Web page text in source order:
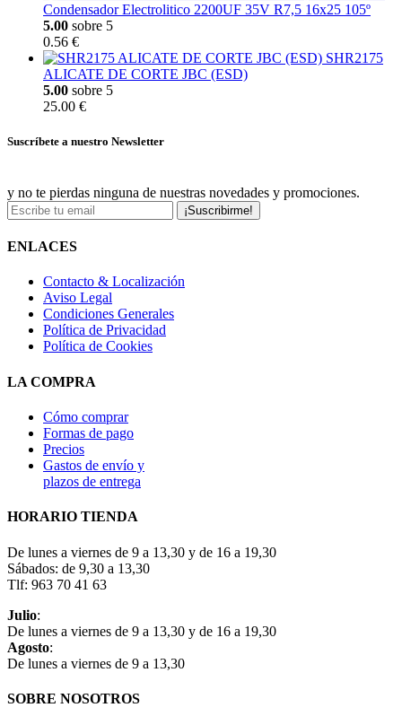
Condensador Electrolitico 2200UF 35V R7,5 16x25 105º
5.00 sobre 5
0.56 €
SHR2175
ALICATE DE CORTE JBC (ESD)
5.00 sobre 5
25.00 €
Suscríbete a nuestro Newsletter
y no te pierdas ninguna de nuestras novedades y promociones.
¡Suscribirme!
ENLACES
Contacto & Localización
Aviso Legal
Condiciones Generales
Política de Privacidad
Política de Cookies
LA COMPRA
Cómo comprar
Formas de pago
Precios
Gastos de envío y
plazos de entrega
HORARIO TIENDA
De lunes a viernes de 9 a 13,30 y de 16 a 19,30
Sábados: de 9,30 a 13,30
Tlf: 963 70 41 63
Julio:
De lunes a viernes de 9 a 13,30 y de 16 a 19,30
Agosto:
De lunes a viernes de 9 a 13,30
SOBRE NOSOTROS